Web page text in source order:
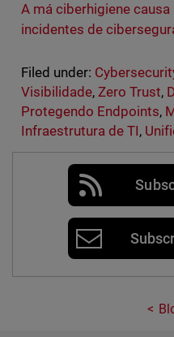
A má ciberhigiene
incidentes de
Filed under:
Visibilidade, Zero Trust,
Protegendo Endpoints,
Infraestrutura de TI,